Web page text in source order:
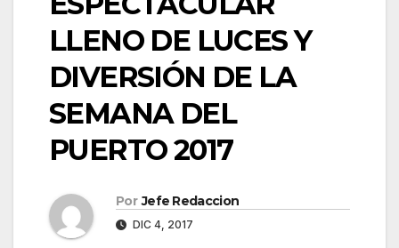
LLENO DE LUCES Y
DIVERSIÓN DE LA
SEMANA DEL
PUERTO 2017
Por Jefe Redaccion
DIC 4, 2017